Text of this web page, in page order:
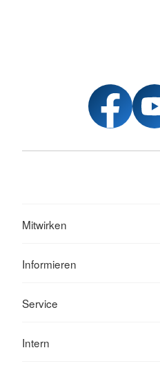
Mitwirken
Informieren
Service
Intern